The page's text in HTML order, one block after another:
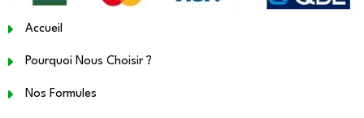
Accueil
Pourquoi Nous Choisir ?
Nos Formules